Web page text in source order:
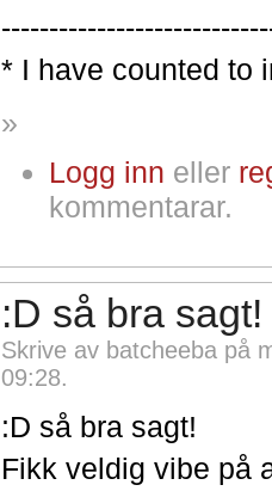
* I have counted to
»
Logg inn eller
kommentarar.
:D så bra
Skrive av batcheeba på
09:28.
:D så bra sagt!
Fikk veldig vibe på